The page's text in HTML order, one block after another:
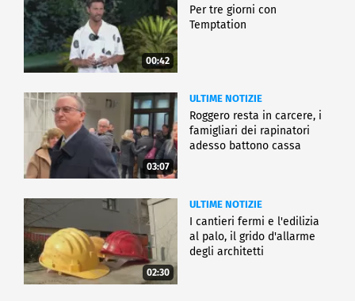
00:42
Per tre giorni con
Temptation
03:07
ULTIME NOTIZIE
Roggero resta in carcere, i
famigliari dei rapinatori
adesso battono cassa
02:30
ULTIME NOTIZIE
I cantieri fermi e l'edilizia
al palo, il grido d'allarme
degli architetti